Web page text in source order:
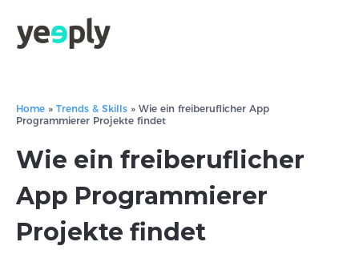
Home » Trends & Skills » Wie ein freiberuflicher App
Programmierer Projekte findet
Wie ein freiberuflicher
App Programmierer
Projekte findet